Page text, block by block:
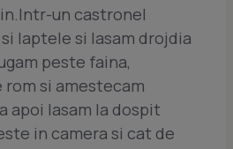
un castronel
laptele si lasam drojdia
peste faina,
rom si amestecam
apoi lasam la dospit
in camera si cat de